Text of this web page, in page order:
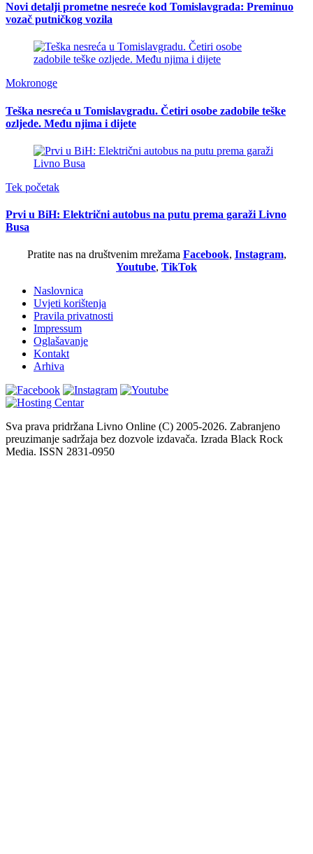
Novi detalji prometne nesreće kod Tomislavgrada: Preminuo
vozač putničkog vozila
Mokronoge
Teška nesreća u Tomislavgradu. Četiri osobe zadobile teške
ozljede. Među njima i dijete
Tek početak
Prvi u BiH: Električni autobus na putu prema garaži Livno
Busa
Pratite nas na društvenim mrežama Facebook, Instagram,
Youtube, TikTok
Naslovnica
Uvjeti korištenja
Pravila privatnosti
Impressum
Oglašavanje
Kontakt
Arhiva
Sva prava pridržana Livno Online (C) 2005-2026. Zabranjeno
preuzimanje sadržaja bez dozvole izdavača. Izrada Black Rock
Media. ISSN 2831-0950